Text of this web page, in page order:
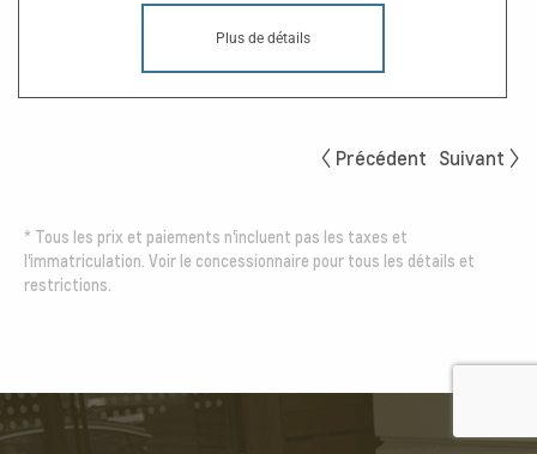
Plus de détails
Précédent Suivant
* Tous les prix et paiements n'incluent pas les taxes et
l'immatriculation. Voir le concessionnaire pour tous les détails et
restrictions.